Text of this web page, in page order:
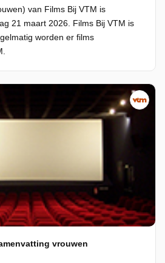
van Films Bij VTM is
21 maart 2026. Films Bij VTM is
worden er films
vrouwen